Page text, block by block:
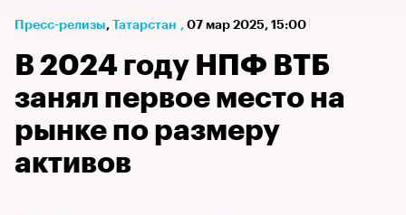
Пресс-релизы⁠, Татарстан , 07 мар 2025, 15:00
В 2024 году НПФ ВТБ
занял первое место на
рынке по размеру
активов